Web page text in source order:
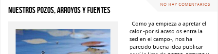
NO HAY COMENTARIOS
Nuestros pozos, arroyos y fuentes
Como ya empieza a apretar el
calor -por si acaso os entra la
sed en el campo-, nos ha
parecido buena idea publicar